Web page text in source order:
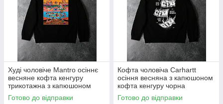
Худі чоловіче Mantro осіннє
весняне кофта кенгуру
трикотажна з капюшоном
чорна
Готово до відправки
Кофта чоловіча Carhartt
осіння весняна з капюшоном
кофта кенгуру чорна
Готово до відправки